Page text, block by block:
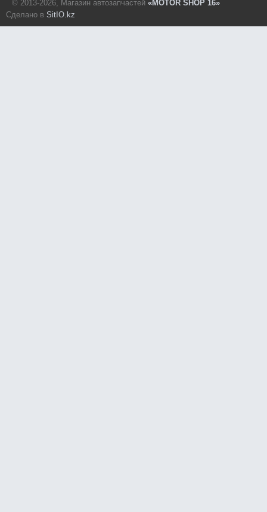
© 2013-2026, Магазин автозапчастей «MOTOR SHOP 16»
Сделано в SitIO.kz